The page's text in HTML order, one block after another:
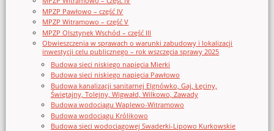
MPZP Pawłowo – część IV
MPZP Witramowo – część V
MPZP Olsztynek Wschód – część III
Obwieszczenia w sprawach o warunki zabudowy i lokalizacji
inwestycji celu publicznego – rok wszczęcia sprawy 2025
Budowa sieci niskiego napięcia Mierki
Budowa sieci niskiego napięcia Pawłowo
Budowa kanalizacji sanitarnej Elgnówko, Gaj, Łęciny,
Świętajny, Tolejny, Wigwałd, Wilkowo, Zawady
Budowa wodociągu Waplewo-Witramowo
Budowa wodociągu Królikowo
Budowa sieci wodociągowej Swaderki-Lipowo Kurkowskie